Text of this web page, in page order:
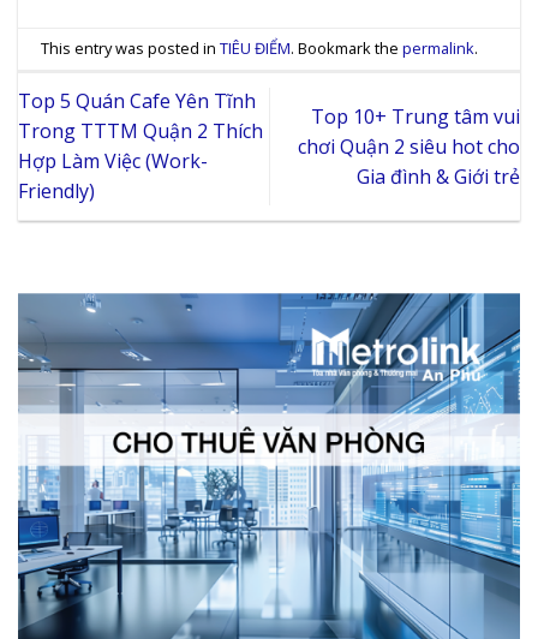
This entry was posted inTIÊU ĐIỂM. Bookmark thepermalink.
Top 5 Quán Cafe Yên Tĩnh
Trong TTTM Quận 2 Thích
Hợp Làm Việc (Work-
Friendly)
Top 10+ Trung tâm vui
chơi Quận 2 siêu hot cho
Gia đình & Giới trẻ